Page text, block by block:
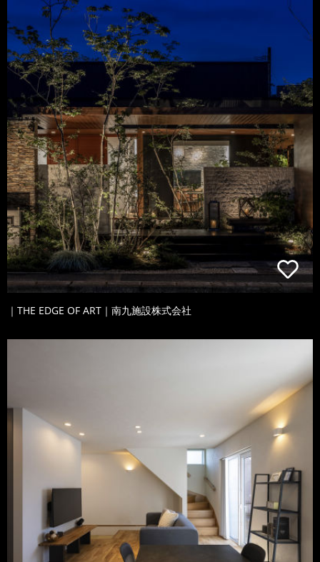
｜THE EDGE OF ART｜南九施設株式会社